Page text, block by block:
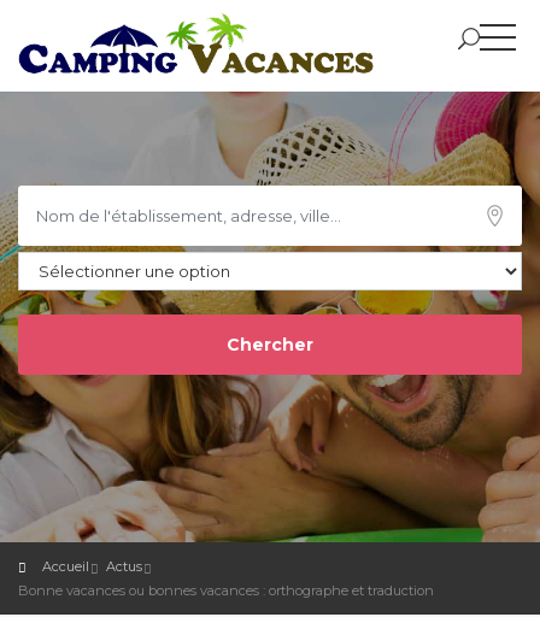
Accueil
Actus
Bonne vacances ou bonnes vacances : orthographe et traduction